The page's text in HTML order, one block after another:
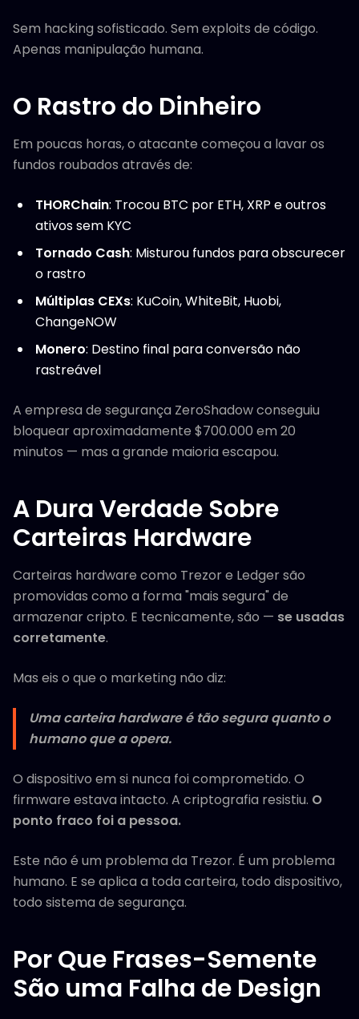
Sem hacking sofisticado. Sem exploits de código.
Apenas manipulação humana.
O Rastro do Dinheiro
Em poucas horas, o atacante começou a lavar os
fundos roubados através de:
THORChain: Trocou BTC por ETH, XRP e outros
ativos sem KYC
Tornado Cash: Misturou fundos para obscurecer
o rastro
Múltiplas CEXs: KuCoin, WhiteBit, Huobi,
ChangeNOW
Monero: Destino final para conversão não
rastreável
A empresa de segurança ZeroShadow conseguiu
bloquear aproximadamente $700.000 em 20
minutos — mas a grande maioria escapou.
A Dura Verdade Sobre
Carteiras Hardware
Carteiras hardware como Trezor e Ledger são
promovidas como a forma "mais segura" de
armazenar cripto. E tecnicamente, são — se usadas
corretamente.
Mas eis o que o marketing não diz:
Uma carteira hardware é tão segura quanto o
humano que a opera.
O dispositivo em si nunca foi comprometido. O
firmware estava intacto. A criptografia resistiu. O
ponto fraco foi a pessoa.
Este não é um problema da Trezor. É um problema
humano. E se aplica a toda carteira, todo dispositivo,
todo sistema de segurança.
Por Que Frases-Semente
São uma Falha de Design